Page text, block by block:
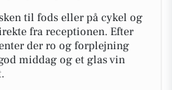
til fods eller på cykel og
fra receptionen. Efter
der ro og forplejning
middag og et glas vin